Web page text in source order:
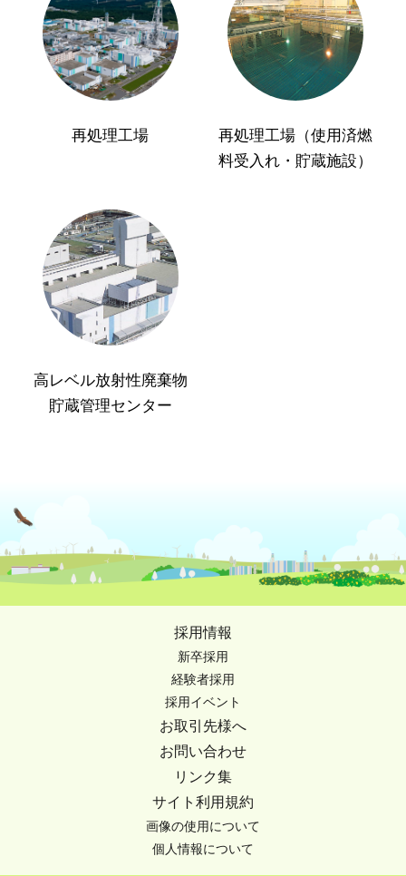
再処理工場
再処理工場（使用済燃
料受入れ・貯蔵施設）
高レベル放射性廃棄物
貯蔵管理センター
採用情報
新卒採用
経験者採用
採用イベント
お取引先様へ
お問い合わせ
リンク集
サイト利用規約
画像の使用について
個人情報について